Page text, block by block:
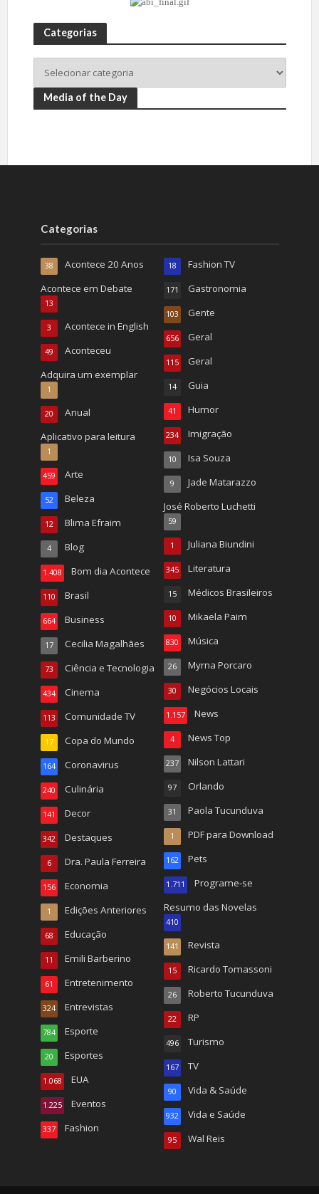
Categorias
Media of the Day
Categorias
Acontece 20 Anos
38
Acontece em Debate
13
Acontece in English
3
Aconteceu
49
Adquira um exemplar
1
Anual
20
Aplicativo para leitura
1
Arte
459
Beleza
52
Blima Efraim
12
Blog
4
Bom dia Acontece
1.408
Brasil
110
Business
664
Cecilia Magalhães
17
Ciência e Tecnologia
73
Cinema
434
Comunidade TV
113
Copa do Mundo
17
Coronavirus
164
Culinária
240
Decor
141
Destaques
342
Dra. Paula Ferreira
6
Economia
156
Edições Anteriores
1
Educação
68
Emili Barberino
11
Entretenimento
61
Entrevistas
324
Esporte
784
Esportes
20
EUA
1.068
Eventos
1.225
Fashion
337
Fashion TV
18
Gastronomia
171
Gente
103
Geral
656
Geral
115
Guia
14
Humor
41
Imigração
234
Isa Souza
10
Jade Matarazzo
9
José Roberto Luchetti
59
Juliana Biundini
1
Literatura
345
Médicos Brasileiros
15
Mikaela Paim
10
Música
830
Myrna Porcaro
26
Negócios Locais
30
News
1.157
News Top
4
Nilson Lattari
237
Orlando
97
Paola Tucunduva
31
PDF para Download
1
Pets
162
Programe-se
1.711
Resumo das Novelas
410
Revista
141
Ricardo Tomassoni
15
Roberto Tucunduva
26
RP
22
Turismo
496
TV
167
Vida & Saúde
90
Vida e Saúde
932
Wal Reis
95